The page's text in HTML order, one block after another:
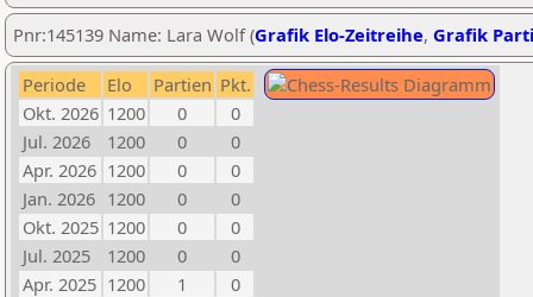
Pnr:145139 Name: Lara Wolf (Grafik Elo-Zeitreihe, Grafik
Periode Elo Partien Pkt.
Okt. 2026 1200 0
0
Jul. 2026
1200 0
0
Apr. 2026 1200 0
0
Jan. 2026 1200 0
0
Okt. 2025 1200 0
0
Jul. 2025
1200 0
0
Apr. 2025 1200 1
0